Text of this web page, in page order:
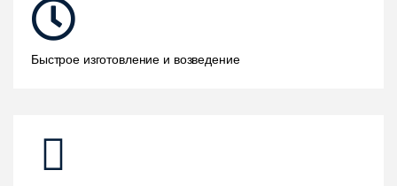
Быстрое изготовление и возведение